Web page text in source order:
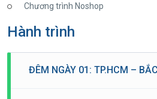
Chương trình Noshop
Hành trình
ĐÊM NGÀY 01: TP.HCM –